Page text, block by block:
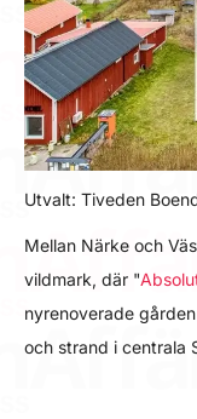
Utvalt: Tiveden
Mellan Närke och
vildmark, där "
nyrenoverade
och strand i centrala